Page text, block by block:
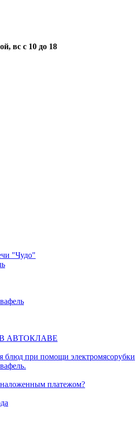
вс с 10 до 18
"Чудо"
АВТОКЛАВЕ
блюд при помощи электромясорубки
наложенным платежом?